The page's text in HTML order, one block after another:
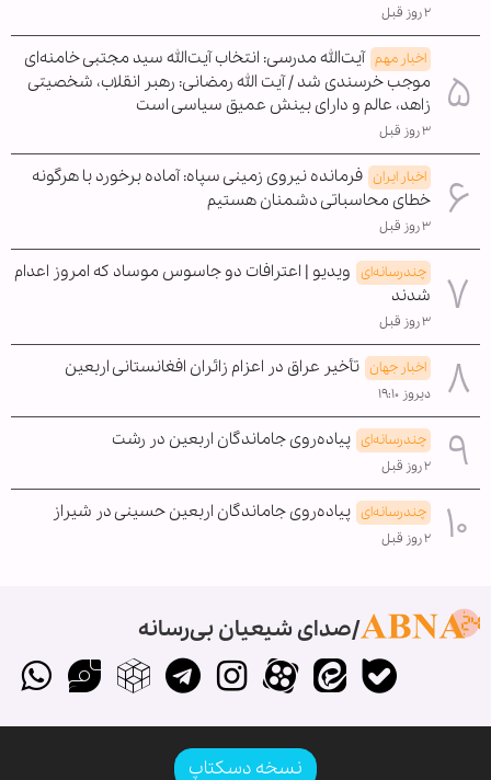
۲ روز قبل
اخبار مهم آیت‌الله مدرسی: انتخاب آیت‌الله سید مجتبی خامنه‌ای
موجب خرسندی شد / آیت الله رمضانی: رهبر انقلاب، شخصیتی
زاهد، عالم و دارای بینش عمیق سیاسی است
۳ روز قبل
اخبار ایران فرمانده نیروی زمینی سپاه: آماده برخورد با هرگونه
خطای محاسباتی دشمنان هستیم
۳ روز قبل
چندرسانه‌ای ویدیو | اعترافات دو جاسوس موساد که امروز اعدام
شدند
۳ روز قبل
اخبار جهان تأخیر عراق در اعزام زائران افغانستانی اربعین
دیروز ۱۹:۱۰
چندرسانه‌ای پیاده‌روی جاماندگان اربعین در رشت
۲ روز قبل
چندرسانه‌ای پیاده‌روی جاماندگان اربعین حسینی در شیراز
۲ روز قبل
صدای شیعیان بی‌رسانه
نسخه دسکتاپ